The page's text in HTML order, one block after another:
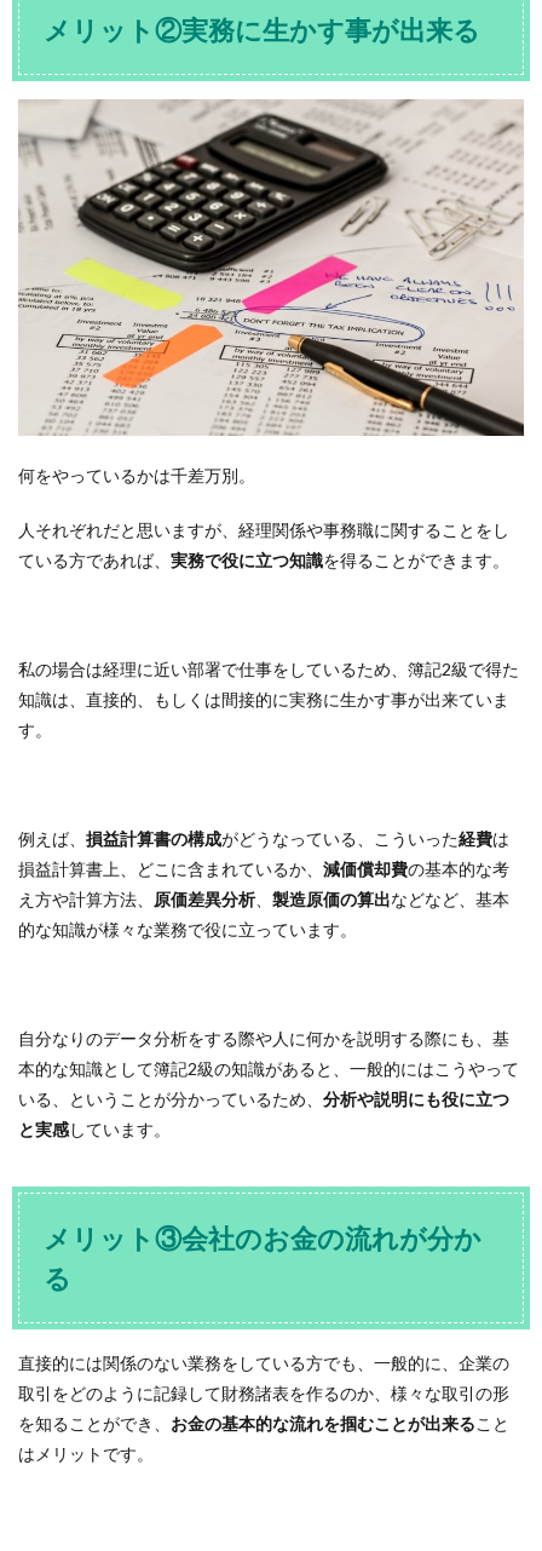
メリット②実務に生かす事が出来る
何をやっているかは千差万別。
人それぞれだと思いますが、経理関係や事務職に関することをし
ている方であれば、 実務で役に立つ知識を得ることができます。
私の場合は経理に近い部署で仕事をしているため、簿記2級で得た
知識は、直接的、もしくは間接的に実務に生かす事が出来ていま
す。
例えば、 損益計算書の構成がどうなっている、こういった経費は
損益計算書上、どこに含まれているか、 減価償却費の基本的な考
え方や計算方法、 原価差異分析、 製造原価の算出などなど、基本
的な知識が様々な業務で役に立っています。
自分なりのデータ分析をする際や人に何かを説明する際にも、基
本的な知識として簿記2級の知識があると、一般的にはこうやって
いる、ということが分かっているため、 分析や説明にも役に立つ
と実感しています。
メリット③会社のお金の流れが分か
る
直接的には関係のない業務をしている方でも、一般的に、企業の
取引をどのように記録して財務諸表を作るのか、様々な取引の形
を知ることができ、 お金の基本的な流れを掴むことが出来ること
はメリットです。